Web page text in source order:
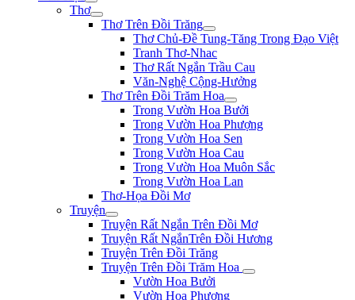
Thơ
Thơ Trên Đồi Trăng
Thơ Chủ-Đề Tung-Tăng Trong Đạo Việt
Tranh Thơ-Nhac
Thơ Rất Ngắn Trầu Cau
Văn-Nghệ Cộng-Hưởng
Thơ Trên Đồi Trăm Hoa
Trong Vườn Hoa Bưởi
Trong Vườn Hoa Phượng
Trong Vườn Hoa Sen
Trong Vườn Hoa Cau
Trong Vườn Hoa Muôn Sắc
Trong Vườn Hoa Lan
Thơ-Họa Đồi Mơ
Truyện
Truyện Rất Ngắn Trên Đồi Mơ
Truyện Rất NgắnTrên Đồi Hương
Truyện Trên Đồi Trăng
Truyện Trên Đồi Trăm Hoa
Vườn Hoa Bưởi
Vườn Hoa Phượng